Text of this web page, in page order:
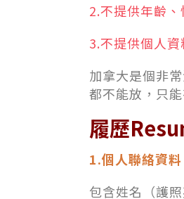
2.不提供年齡
3.不提供個人資
加拿大是個非
都不能放，只
履歷
1.個人聯絡資
包含姓名（護